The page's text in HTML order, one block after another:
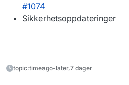
#1074
Sikkerhetsoppdateringer
topic:timeago-later,7 dager